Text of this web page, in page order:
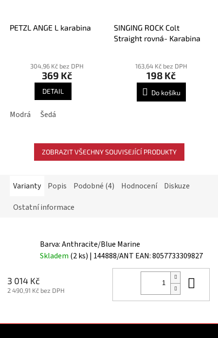
PETZL ANGE L karabina
304,96 Kč bez DPH
369 Kč
DETAIL
Modrá Šedá
SINGING ROCK Colt
Straight rovná- Karabina
hodnocení163,64 Kč bez DPH
198 Kč
Do košíku
ZOBRAZIT VŠECHNY SOUVISEJÍCÍ PRODUKTY
Varianty Popis Podobné (4) Hodnocení
Diskuze
Ostatní informace
Barva: Anthracite/Blue Marine
Skladem (2 ks) | 144888/ANT EAN:8057733309827
3 014 Kč
2 490,91 Kč bez DPH